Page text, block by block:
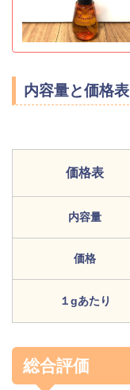
内容量と価格表
価格表
内容量
価格
１gあたり
総合評価